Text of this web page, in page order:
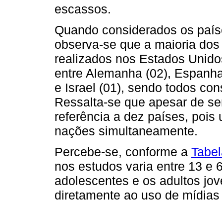
escassos.
Quando considerados os
observa-se que a maioria
realizados nos Estados
entre Alemanha (02),
e Israel (01), sendo todos
Ressalta-se que apesar de
referência a dez países, pois
nações simultaneamente.
Percebe-se, conforme a
nos estudos varia entre 13 e
adolescentes e os adultos
diretamente ao uso de